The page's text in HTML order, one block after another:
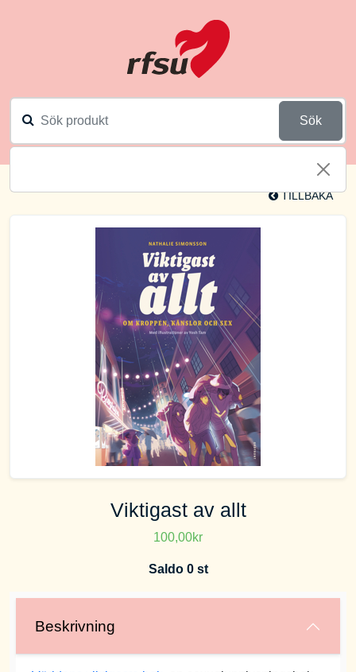
Sök
TILLBAKA
Viktigast av allt
100,00kr
Saldo 0 st
Beskrivning